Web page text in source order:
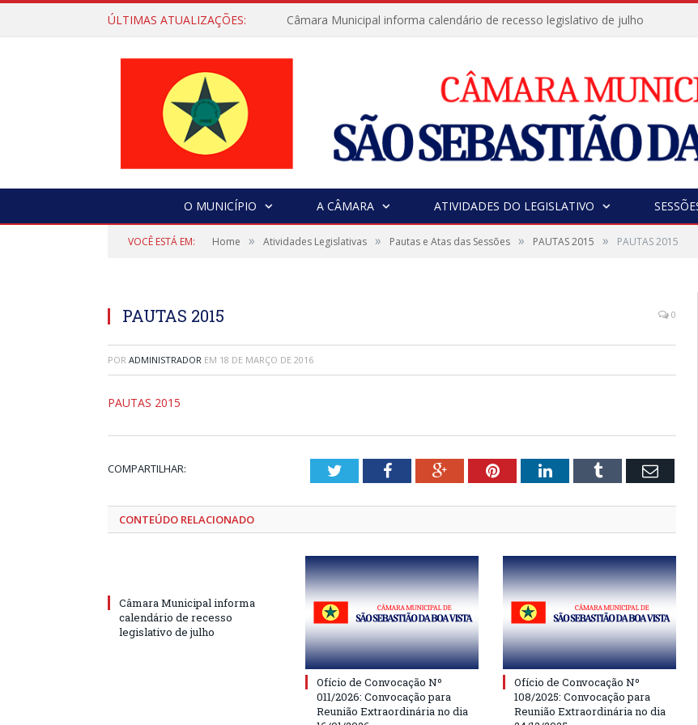
ÚLTIMAS ATUALIZAÇÕES: Câmara Municipal informa calendário de recesso legislativo de julho
O MUNICÍPIO A CÂMARA ATIVIDADES DO LEGISLATIVO
VOCÊ ESTÁ EM: Home » Atividades Legislativas » Pautas e Atas das Sessões » PAUTAS 2015 » PAUTAS 2015
PAUTAS 2015 0
POR ADMINISTRADOR EM 18 DE MARÇO DE 2016
PAUTAS 2015
COMPARTILHAR: TwitterFacebookGoogle+PinterestLinkedInTumblr Email
CONTEÚDO RELACIONADO
Câmara Municipal informa
calendário de recesso
legislativo de julho
Ofício de Convocação Nº
011/2026: Convocação para
Reunião Extraordinária no dia
Ofício de Convocação Nº
108/2025: Convocação para
Reunião Extraordinária no dia